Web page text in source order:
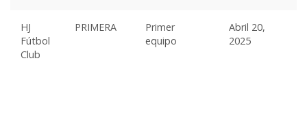
HJ
Fútbol
Club
PRIMERA
Primer
equipo
Abril 20,
2025